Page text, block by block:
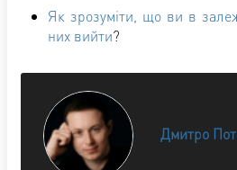
Як зрозуміти, що ви в
них вийти?
Дмитро